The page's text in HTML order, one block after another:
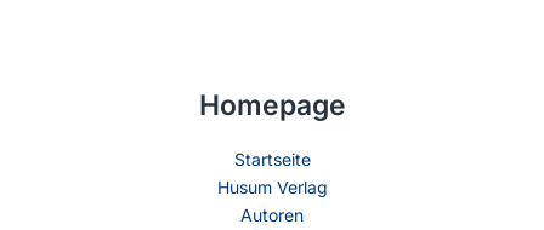
Homepage
Startseite
Husum Verlag
Autoren